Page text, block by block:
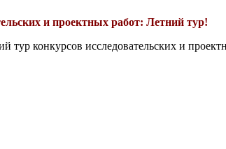
и проектных работ: Летний тур!
тур конкурсов исследовательских и